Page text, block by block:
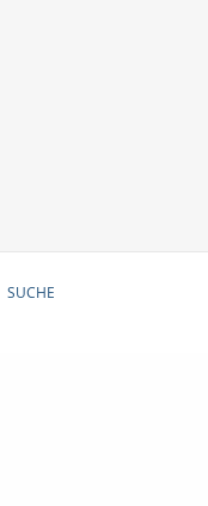
SUCHE